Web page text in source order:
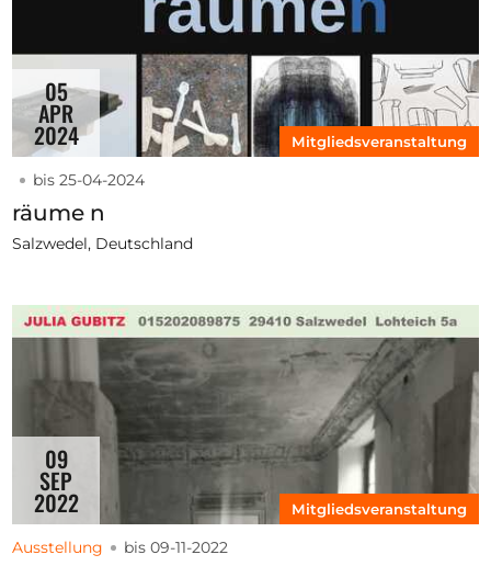
05
APR
2024 Mitgliedsveranstaltung
bis 25-04-2024
räume n
Salzwedel, Deutschland
09
SEP
2022 Mitgliedsveranstaltung
Ausstellung bis 09-11-2022